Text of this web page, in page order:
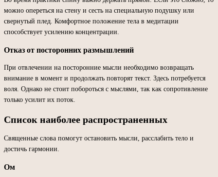
можно опереться на стену и сесть на специальную подушку или
свернутый плед. Комфортное положение тела в медитации
способствует усилению концентрации.
Отказ от посторонних размышлений
При отвлечении на посторонние мысли необходимо возвращать
внимание в момент и продолжать повторят текст. Здесь потребуется
воля. Однако не стоит побороться с мыслями, так как сопротивление
только усилит их поток.
Список наиболее распространенных
Священные слова помогут остановить мысли, расслабить тело и
достичь гармонии.
Ом